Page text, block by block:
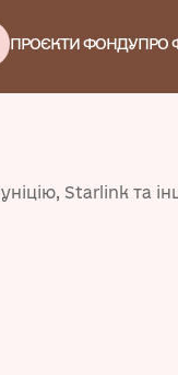
ПРОЄКТИ ФОНДУПРО
Starlink та